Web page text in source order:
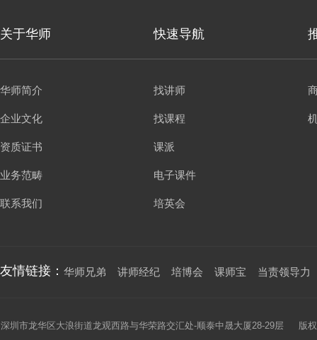
关于华师 快速导航
华师简介
企业文化
资质证书
业务范畴
联系我们
找讲师
找课程
课派
电子课件
培英会
友情链接： 华师兄弟 讲师经纪 培博会 课师宝 当责领导力
深圳市龙华区大浪街道龙观西路与华荣路交汇处-顺泰中晟大厦28-29层 版权